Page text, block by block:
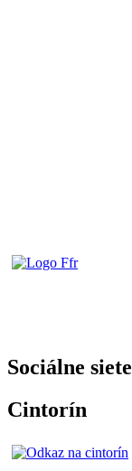
Sociálne siete
Cintorín